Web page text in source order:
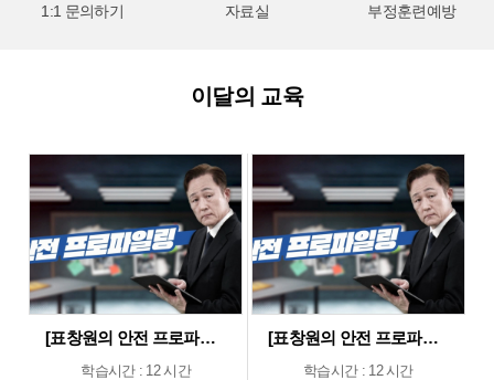
1:1 문의하기 자료실 부정훈련예방
이달의 교육
[표창원의 안전 프로파일링] 제조업 현장근로자 정기안전보건교육 (상반기)
학습시간 : 12 시간
[표창원의 안전 프로파일링] 기타업 현장근로자 정기안전보건교육 (상반기)
학습시간 : 12 시간